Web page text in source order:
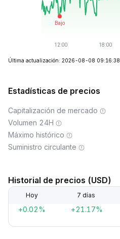
Última actualización: 2026-08-08 09:16:38
Estadísticas de precios
Capitalización de mercado
Volumen 24H
Máximo histórico
Suministro circulante
Historial de precios (USD)
Hoy 7 días
+0.02% +21.17%